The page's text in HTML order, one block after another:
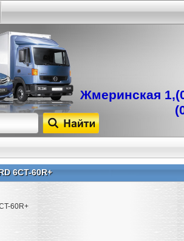
Жмеринская 1,
6CT-60R+
60R+